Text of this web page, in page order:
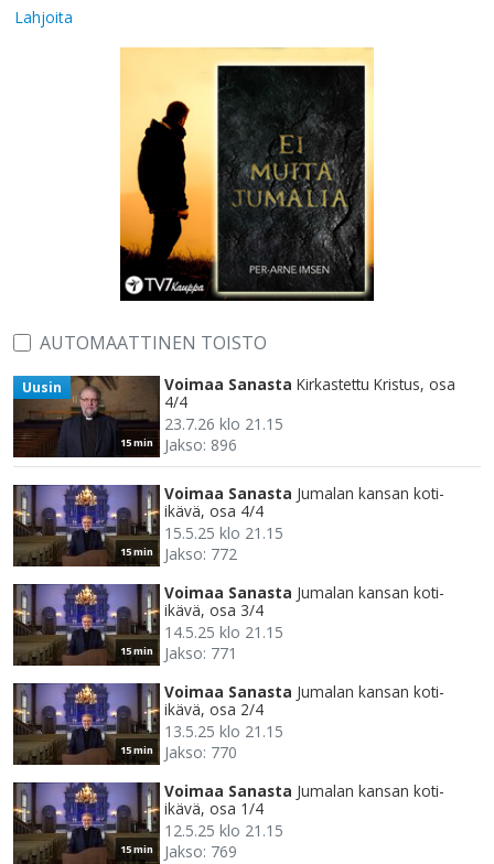
Lahjoita
AUTOMAATTINEN TOISTO
15 min
Uusin Voimaa Sanasta Kirkastettu Kristus, osa
4/4
23.7.26 klo 21.15
Jakso: 896
15 min
Voimaa Sanasta Jumalan kansan koti-
ikävä, osa 4/4
15.5.25 klo 21.15
Jakso: 772
15 min
Voimaa Sanasta Jumalan kansan koti-
ikävä, osa 3/4
14.5.25 klo 21.15
Jakso: 771
15 min
Voimaa Sanasta Jumalan kansan koti-
ikävä, osa 2/4
13.5.25 klo 21.15
Jakso: 770
15 min
Voimaa Sanasta Jumalan kansan koti-
ikävä, osa 1/4
12.5.25 klo 21.15
Jakso: 769